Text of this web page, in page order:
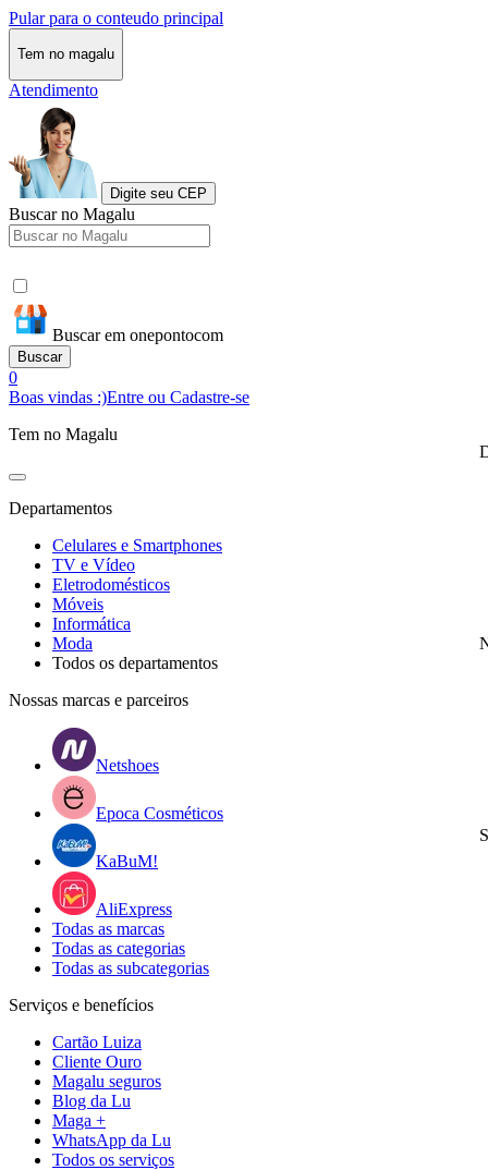
Pular para o conteudo principal
Tem no magalu
Atendimento
Digite seu CEP
Buscar no Magalu
Buscar em onepontocom
Buscar
0
Boas vindas :)Entre ou Cadastre-se
Tem no Magalu
Departamentos
Celulares e Smartphones
TV e Vídeo
Eletrodomésticos
Móveis
Informática
Moda
Todos os departamentos
Nossas marcas e parceiros
Netshoes
Epoca Cosméticos
KaBuM!
AliExpress
Todas as marcas
Todas as categorias
Todas as subcategorias
Serviços e benefícios
Cartão Luiza
Cliente Ouro
Magalu seguros
Blog da Lu
Maga +
WhatsApp da Lu
Todos os serviços